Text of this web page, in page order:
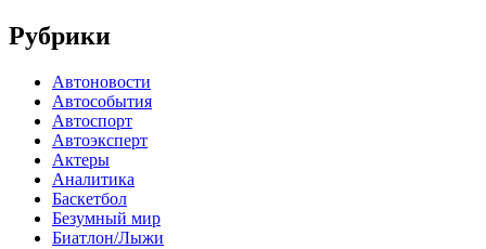
Рубрики
Автоновости
Автособытия
Автоспорт
Автоэксперт
Актеры
Аналитика
Баскетбол
Безумный мир
Биатлон/Лыжи